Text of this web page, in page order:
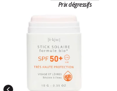
Prix dégressifs